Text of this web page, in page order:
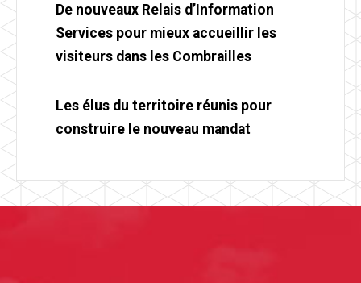
De nouveaux Relais d’Information
Services pour mieux accueillir les
visiteurs dans les Combrailles
Les élus du territoire réunis pour
construire le nouveau mandat